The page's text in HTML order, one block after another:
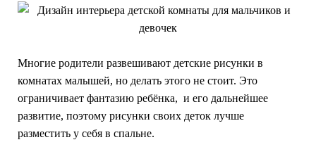
Многие родители развешивают детские рисунки в
комнатах малышей, но делать этого не стоит. Это
ограничивает фантазию ребёнка, и его дальнейшее
развитие, поэтому рисунки своих деток лучше
разместить у себя в спальне.